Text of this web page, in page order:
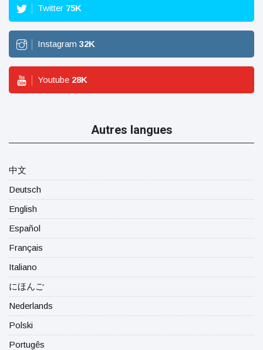
Twitter 75K
Instagram 32K
Youtube 28K
Autres langues
中文
Deutsch
English
Español
Français
Italiano
にほんご
Nederlands
Polski
Portugês